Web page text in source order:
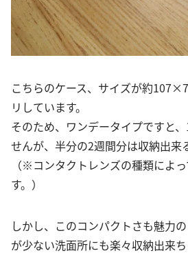
こちらのケース、サイズが約
リしています。
そのため、ワンデータイプですと
せんが、半分の2週間分は収納出来
（※コンタクトレンズの種類によ
す。）
しかし、このコンパクトさも魅力
が少ない洗面所にも楽々収納出来